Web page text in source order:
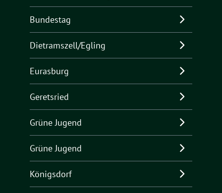
Bundestag
Dietramszell/Egling
Eurasburg
Geretsried
Grüne Jugend
Grüne Jugend
Königsdorf